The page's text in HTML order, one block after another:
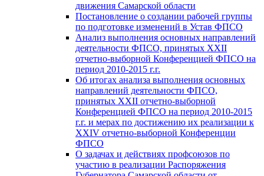
движения Самарской области
Постановление о создании рабочей группы
по подготовке изменений в Устав ФПСО
Анализ выполнения основных направлений
деятельности ФПСО, принятых XXII
отчетно-выборной Конференцией ФПСО на
период 2010-2015 г.г.
Об итогах анализа выполнения основных
направлений деятельности ФПСО,
принятых XXII отчетно-выборной
Конференцией ФПСО на период 2010-2015
г.г. и мерах по достижению их реализации к
XXIV отчетно-выборной Конференции
ФПСО
О задачах и действиях профсоюзов по
участию в реализации Распоряжения